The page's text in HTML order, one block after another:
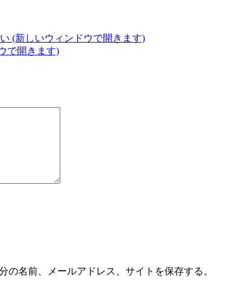
(新しいウィンドウで開きます)
で開きます)
名前、メールアドレス、サイトを保存する。